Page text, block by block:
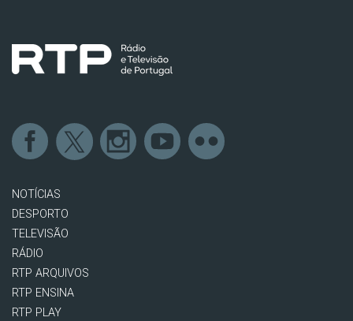
NOTÍCIAS
DESPORTO
TELEVISÃO
RÁDIO
RTP ARQUIVOS
RTP ENSINA
RTP PLAY